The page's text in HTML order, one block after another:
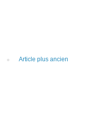
Article plus ancien